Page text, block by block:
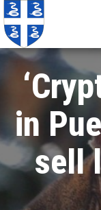
in
sell